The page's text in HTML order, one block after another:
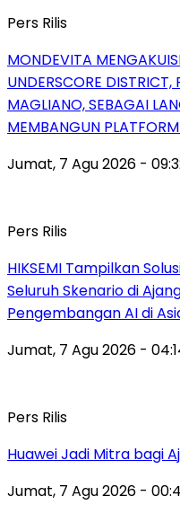
Pers Rilis
MONDEVITA
UNDERSCORE DISTRICT,
MAGLIANO, SEBAGAI
MEMBANGUN
Jumat, 7 Agu 2026 -
Pers Rilis
HIKSEMI Tampilkan
Seluruh Skenario di
Pengembangan AI di
Jumat, 7 Agu 2026 -
Pers Rilis
Huawei Jadi Mitra bagi
Jumat, 7 Agu 2026 -